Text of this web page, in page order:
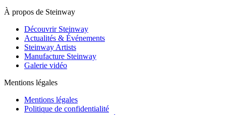
À propos de Steinway
Découvrir Steinway
Actualités & Événements
Steinway Artists
Manufacture Steinway
Galerie vidéo
Mentions légales
Mentions légales
Politique de confidentialité